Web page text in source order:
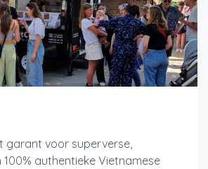
garant voor superverse,
100% authentieke Vietnamese